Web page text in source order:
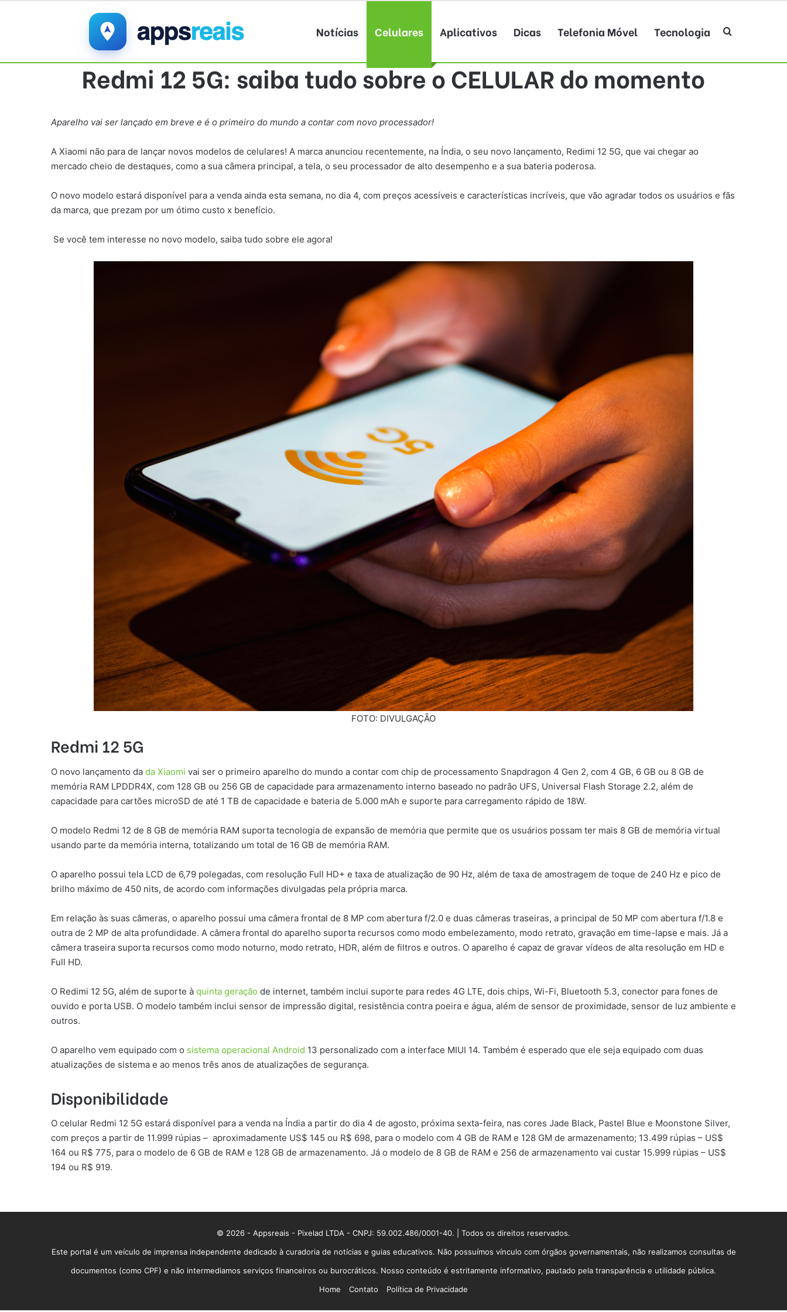
Notícias Celulares Aplicativos Dicas Telefonia Móvel Tecnologia Procurar por
Redmi 12 5G: saiba tudo sobre o CELULAR do momento
Aparelho vai ser lançado em breve e é o primeiro do mundo a contar com novo processador!
A Xiaomi não para de lançar novos modelos de celulares! A marca anunciou recentemente, na Índia, o seu novo lançamento, Redimi 12 5G, que vai chegar ao
mercado cheio de destaques, como a sua câmera principal, a tela, o seu processador de alto desempenho e a sua bateria poderosa.
O novo modelo estará disponível para a venda ainda esta semana, no dia 4, com preços acessíveis e características incríveis, que vão agradar todos os usuários e fãs
da marca, que prezam por um ótimo custo x benefício.
Se você tem interesse no novo modelo, saiba tudo sobre ele agora!
FOTO: DIVULGAÇÃO
Redmi 12 5G
O novo lançamento da da Xiaomi vai ser o primeiro aparelho do mundo a contar com chip de processamento Snapdragon 4 Gen 2, com 4 GB, 6 GB ou 8 GB de
memória RAM LPDDR4X, com 128 GB ou 256 GB de capacidade para armazenamento interno baseado no padrão UFS, Universal Flash Storage 2.2, além de
capacidade para cartões microSD de até 1 TB de capacidade e bateria de 5.000 mAh e suporte para carregamento rápido de 18W.
O modelo Redmi 12 de 8 GB de memória RAM suporta tecnologia de expansão de memória que permite que os usuários possam ter mais 8 GB de memória virtual
usando parte da memória interna, totalizando um total de 16 GB de memória RAM.
O aparelho possui tela LCD de 6,79 polegadas, com resolução Full HD+ e taxa de atualização de 90 Hz, além de taxa de amostragem de toque de 240 Hz e pico de
brilho máximo de 450 nits, de acordo com informações divulgadas pela própria marca.
Em relação às suas câmeras, o aparelho possui uma câmera frontal de 8 MP com abertura f/2.0 e duas câmeras traseiras, a principal de 50 MP com abertura f/1.8 e
outra de 2 MP de alta profundidade. A câmera frontal do aparelho suporta recursos como modo embelezamento, modo retrato, gravação em time-lapse e mais. Já a
câmera traseira suporta recursos como modo noturno, modo retrato, HDR, além de filtros e outros. O aparelho é capaz de gravar vídeos de alta resolução em HD e
Full HD.
O Redimi 12 5G, além de suporte à quinta geração de internet, também inclui suporte para redes 4G LTE, dois chips, Wi-Fi, Bluetooth 5.3, conector para fones de
ouvido e porta USB. O modelo também inclui sensor de impressão digital, resistência contra poeira e água, além de sensor de proximidade, sensor de luz ambiente e
outros.
O aparelho vem equipado com o sistema operacional Android 13 personalizado com a interface MIUI 14. Também é esperado que ele seja equipado com duas
atualizações de sistema e ao menos três anos de atualizações de segurança.
Disponibilidade
O celular Redmi 12 5G estará disponível para a venda na Índia a partir do dia 4 de agosto, próxima sexta-feira, nas cores Jade Black, Pastel Blue e Moonstone Silver,
com preços a partir de 11.999 rúpias – aproximadamente US$ 145 ou R$ 698, para o modelo com 4 GB de RAM e 128 GM de armazenamento; 13.499 rúpias – US$
164 ou R$ 775, para o modelo de 6 GB de RAM e 128 GB de armazenamento. Já o modelo de 8 GB de RAM e 256 de armazenamento vai custar 15.999 rúpias – US$
194 ou R$ 919.
© 2026 - Appsreais - Pixelad LTDA - CNPJ: 59.002.486/0001-40. | Todos os direitos reservados.
Este portal é um veículo de imprensa independente dedicado à curadoria de notícias e guias educativos. Não possuímos vínculo com órgãos governamentais, não realizamos consultas de
documentos (como CPF) e não intermediamos serviços financeiros ou burocráticos. Nosso conteúdo é estritamente informativo, pautado pela transparência e utilidade pública.
Home
Contato Política de Privacidade